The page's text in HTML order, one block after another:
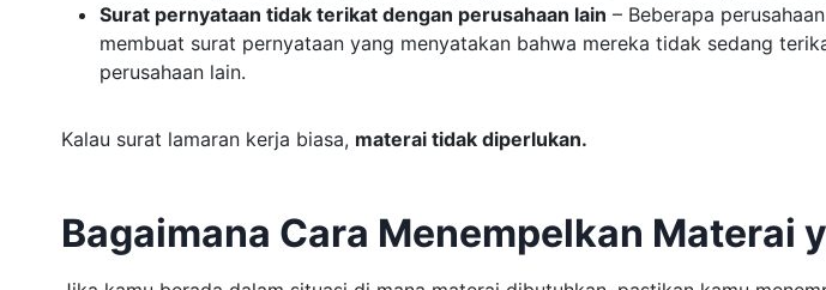
Surat pernyataan tidak terikat dengan perusahaan lain – Beberapa
membuat surat pernyataan yang menyatakan bahwa mereka tidak sedang
perusahaan lain.
Kalau surat lamaran kerja biasa, materai tidak diperlukan.
Bagaimana Cara Menempelkan Materai